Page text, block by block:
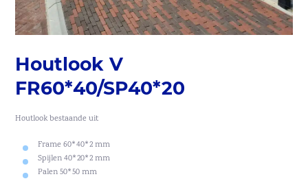
Houtlook V
FR60*40/SP40*20
Houtlook bestaande uit
Frame 60*40*2 mm
Spijlen 40*20*2 mm
Palen 50*50 mm